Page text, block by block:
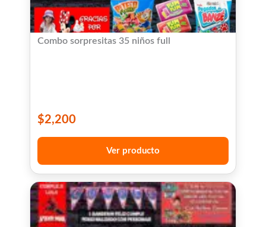
Combo sorpresitas 35 niños full
$2,200
Ver producto